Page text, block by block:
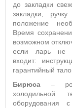
до закладки
закладки,
положение
Время
возможном
если ларь не
входит:
гарантийный
Бирюса –
холодильной
оборудования